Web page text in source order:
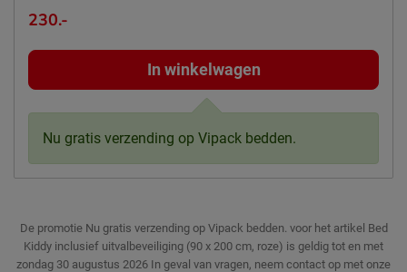
230.-
In winkelwagen
Nu gratis verzending op Vipack bedden.
De promotie Nu gratis verzending op Vipack bedden. voor het artikel Bed
Kiddy inclusief uitvalbeveiliging (90 x 200 cm, roze) is geldig tot en met
zondag 30 augustus 2026 In geval van vragen, neem contact op met onze